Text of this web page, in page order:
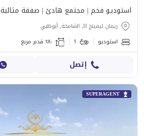
استوديو فخم | مجتمع هادئ | صفقة مثالية
ريمان ليفينج II, الشامخة, أبوظبي
استوديو
1 ٢٨٠ قدم مربع
إتصل
SUPERAGENT